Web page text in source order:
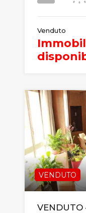
Venduto
VENDUTO
VENDUTO